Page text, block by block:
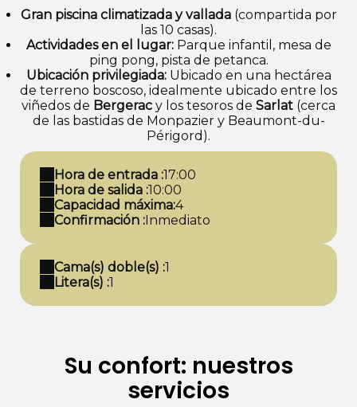
Gran piscina climatizada y vallada(compartida por
las 10 casas).
Actividades en el lugar:Parque infantil, mesa de
ping pong, pista de petanca.
Ubicación privilegiada:Ubicado en una hectárea
de terreno boscoso, idealmente ubicado entre los
viñedos de Bergerac y los tesoros de Sarlat (cerca
de las bastidas de Monpazier y Beaumont-du-
Périgord).
Hora de entrada :17:00
Hora de salida :10:00
Capacidad máxima:4
Confirmación :Inmediato
Cama(s) doble(s) :1
Litera(s) :1
Su confort: nuestros
servicios